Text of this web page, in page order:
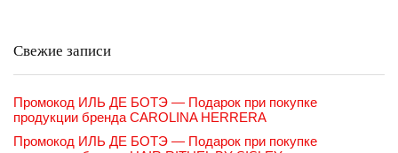
Свежие записи
Промокод ИЛЬ ДЕ БОТЭ — Подарок при покупке
продукции бренда CAROLINA HERRERA
Промокод ИЛЬ ДЕ БОТЭ — Подарок при покупке